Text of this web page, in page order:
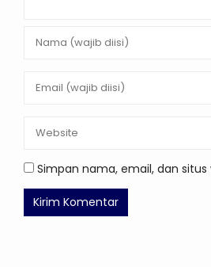
Simpan nama, email, dan